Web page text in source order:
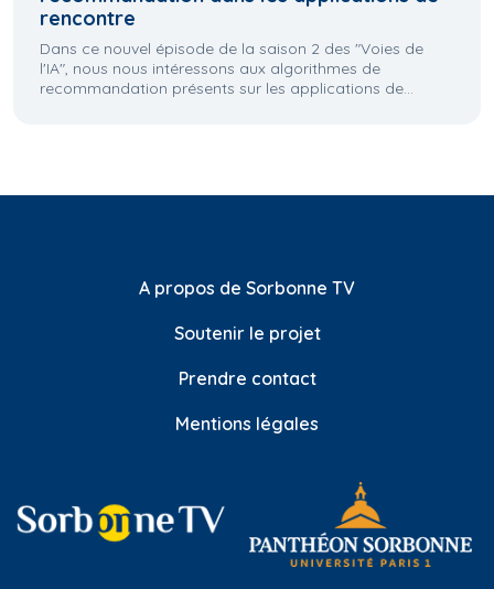
rencontre
Dans ce nouvel épisode de la saison 2 des "Voies de
l'IA", nous nous intéressons aux algorithmes de
recommandation présents sur les applications de...
A propos de Sorbonne TV
Soutenir le projet
Prendre contact
Mentions légales